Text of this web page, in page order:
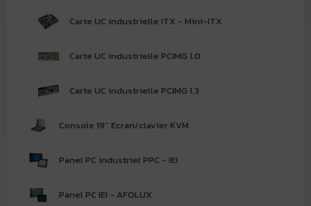
Carte UC industrielle ITX - Mini-ITX
Carte UC industrielle PCIMG 1.0
Carte UC industrielle PCIMG 1.3
Console 19’’ Ecran/clavier KVM
Panel PC industriel PPC - IEI
Panel PC IEI - AFOLUX